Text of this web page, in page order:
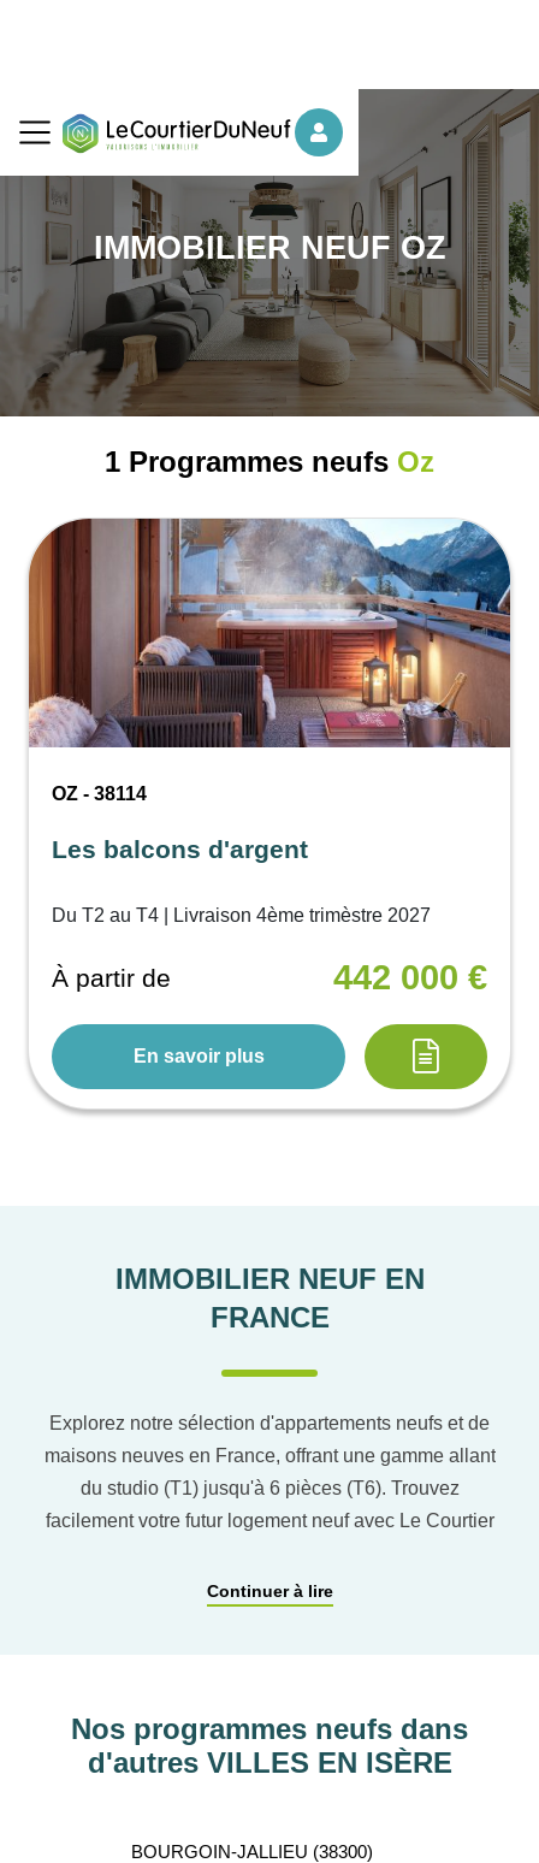
IMMOBILIER NEUF OZ
1 Programmes neufs Oz
OZ - 38114
Les balcons d'argent
Du T2 au T4 | Livraison 4ème trimèstre 2027
À partir de 442 000 €
En savoir plus
IMMOBILIER NEUF EN
FRANCE
Explorez notre sélection d'appartements neufs et de
maisons neuves en France, offrant une gamme allant
du studio (T1) jusqu'à 6 pièces (T6). Trouvez
facilement votre futur logement neuf avec Le Courtier
pour affiner vos critères. Vous pourrez également
ACCOMPAGNEMENT
Continuer à lire
Nos programmes neufs dans
d'autres VILLES EN ISÈRE
BOURGOIN-JALLIEU (38300)